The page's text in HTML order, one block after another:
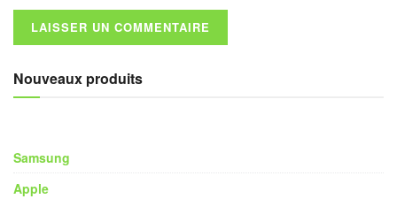
Nouveaux produits
Samsung
Apple